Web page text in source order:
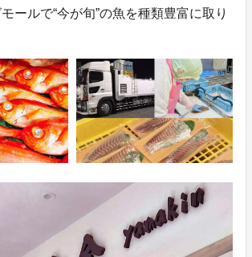
ールで“今が旬”の魚を種類豊富に取り